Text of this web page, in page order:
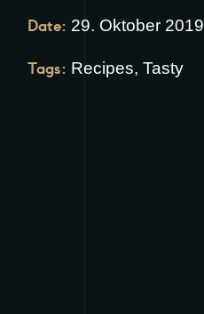
Date: 29. Oktober 2019
Tags: Recipes, Tasty